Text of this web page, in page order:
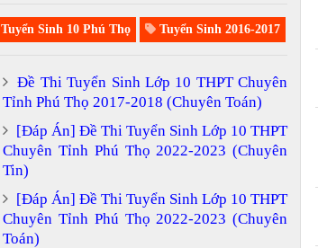
Tuyển Sinh 10 Phú Thọ Tuyển Sinh 2016-2017
Đề Thi Tuyển Sinh Lớp 10 THPT Chuyên
Tỉnh Phú Thọ 2017-2018 (Chuyên Toán)
[Đáp Án] Đề Thi Tuyển Sinh Lớp 10 THPT
Chuyên Tỉnh Phú Thọ 2022-2023 (Chuyên
Tin)
[Đáp Án] Đề Thi Tuyển Sinh Lớp 10 THPT
Chuyên Tỉnh Phú Thọ 2022-2023 (Chuyên
Toán)